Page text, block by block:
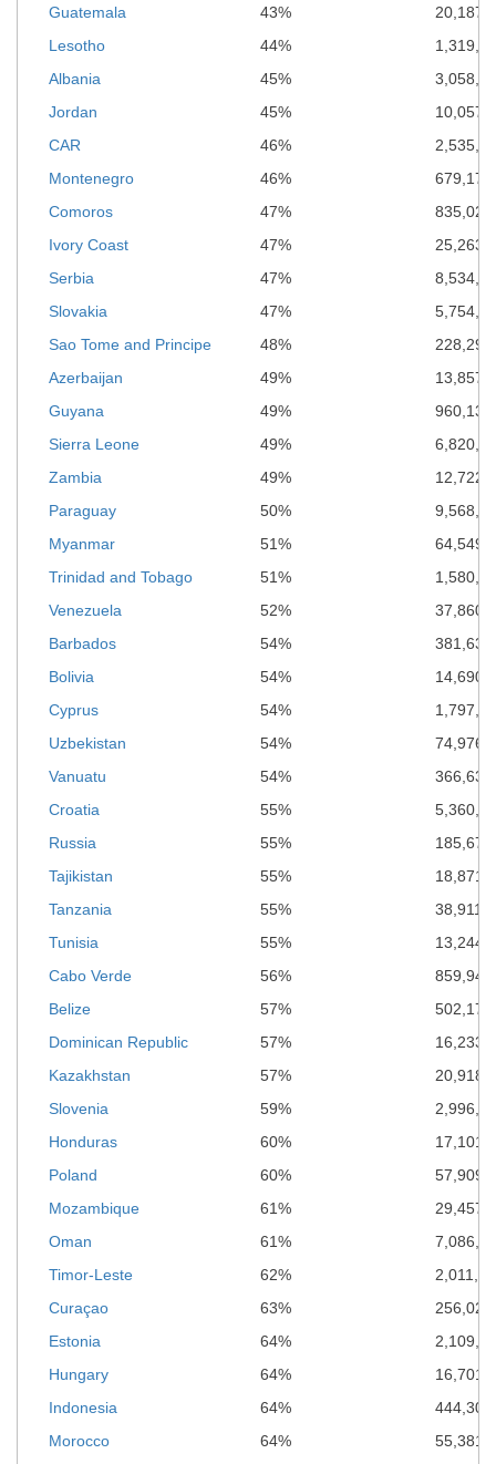
Guatemala
43%
Lesotho
44%
Albania
45%
Jordan
45%
CAR
46%
Montenegro
46%
Comoros
47%
Ivory Coast
47%
Serbia
47%
Slovakia
47%
Sao Tome and Principe
48%
Azerbaijan
49%
Guyana
49%
960,133
Sierra Leone
49%
Zambia
49%
Paraguay
50%
Myanmar
51%
Trinidad and Tobago
51%
Venezuela
52%
Barbados
54%
Bolivia
54%
Cyprus
54%
Uzbekistan
54%
Vanuatu
54%
366,638
Croatia
55%
Russia
55%
Tajikistan
55%
Tanzania
55%
Tunisia
55%
Cabo Verde
56%
Belize
57%
Dominican Republic
57%
Kazakhstan
57%
Slovenia
59%
Honduras
60%
Poland
60%
Mozambique
61%
Oman
61%
Timor-Leste
62%
Curaçao
63%
Estonia
64%
Hungary
64%
Indonesia
64%
Morocco
64%